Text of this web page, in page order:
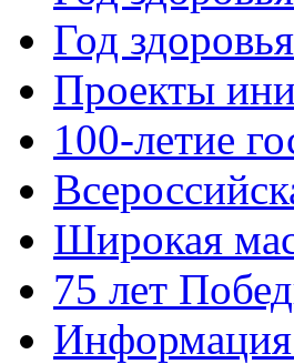
Год
Проекты
100-летие
Широкая
75 лет